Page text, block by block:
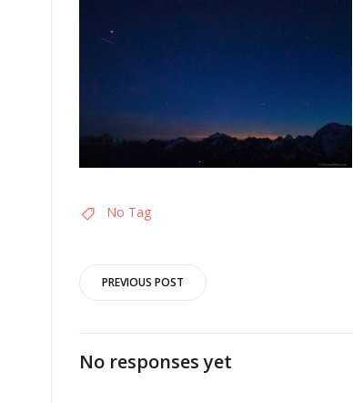
No Tag
Post
navigation
PREVIOUS POST
No responses yet